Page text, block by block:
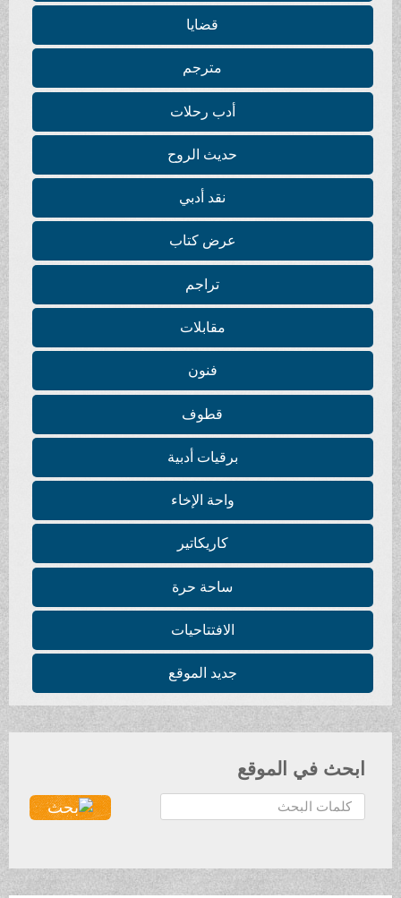
قضايا
مترجم
أدب رحلات
حديث الروح
نقد أدبي
عرض كتاب
تراجم
مقابلات
فنون
قطوف
برقيات أدبية
واحة الإخاء
كاريكاتير
ساحة حرة
الافتتاحيات
جديد الموقع
ابحث في الموقع
ح
ث